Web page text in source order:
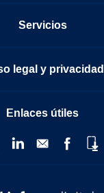
Servicios
legal y privacidad
Enlaces útiles